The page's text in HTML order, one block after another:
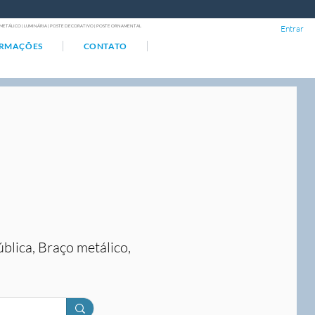
| LUMINÁRIA | POSTE DECORATIVO | POSTE ORNAMENTAL
CONTATO
Entrar
Braço metálico,